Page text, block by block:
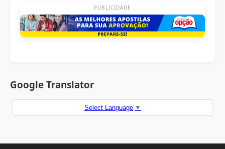
PUBLICIDADE
Google Translator
Select Language ▼